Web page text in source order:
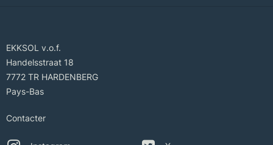
EKKSOL v.o.f.
Handelsstraat 18
7772 TR HARDENBERG
Pays-Bas
Contacter